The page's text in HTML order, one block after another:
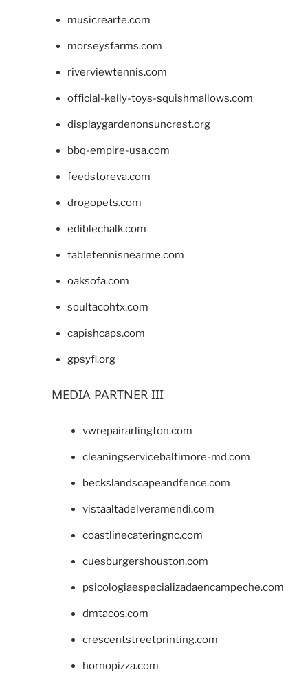
musicrearte.com
morseysfarms.com
riverviewtennis.com
official-kelly-toys-squishmallows.com
displaygardenonsuncrest.org
bbq-empire-usa.com
feedstoreva.com
drogopets.com
ediblechalk.com
tabletennisnearme.com
oaksofa.com
soultacohtx.com
capishcaps.com
gpsyfl.org
MEDIA PARTNER III
vwrepairarlington.com
cleaningservicebaltimore-md.com
beckslandscapeandfence.com
vistaaltadelveramendi.com
coastlinecateringnc.com
cuesburgershouston.com
psicologiaespecializadaencampeche.com
dmtacos.com
crescentstreetprinting.com
hornopizza.com